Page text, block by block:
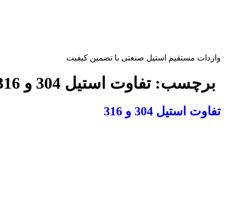
مستقیم استیل صنعتی با تضمین کیفیت
برچسب:تفاوت استیل 304 و 316
استیل 304 و 316